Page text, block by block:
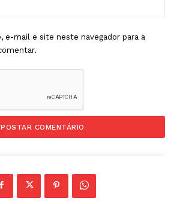
e-mail e site neste navegador para a